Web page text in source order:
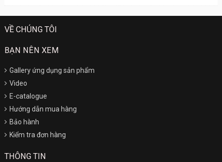
VỀ CHÚNG TÔI
BẠN NÊN XEM
Gallery ứng dụng sản phẩm
Video
E-catalogue
Hướng dẫn mua hàng
Bảo hành
Kiểm tra đơn hàng
THÔNG TIN